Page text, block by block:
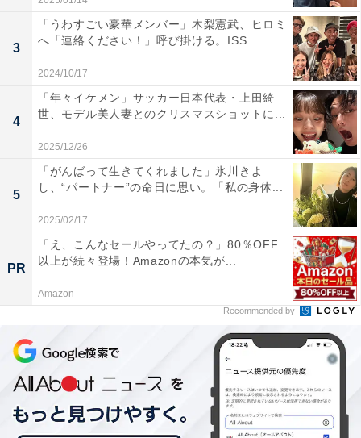
3
「うわすごい豪華メンバー」木梨憲武、ヒロミ
へ「連絡ください！」呼び掛ける。ISS...
2024/10/17
4
「年々イケメン」サッカー日本代表・上田綺
世、モデル美人妻とのクリスマスショットに...
2025/12/26
5
「がんばって生きてくれました」氷川きよ
し、“パートナー”の命日に思い。「私の身体...
2025/02/17
PR
「え、こんなセールやってたの？」80％OFF
以上が続々登場！Amazonの本気が...
Amazon
Recommended by